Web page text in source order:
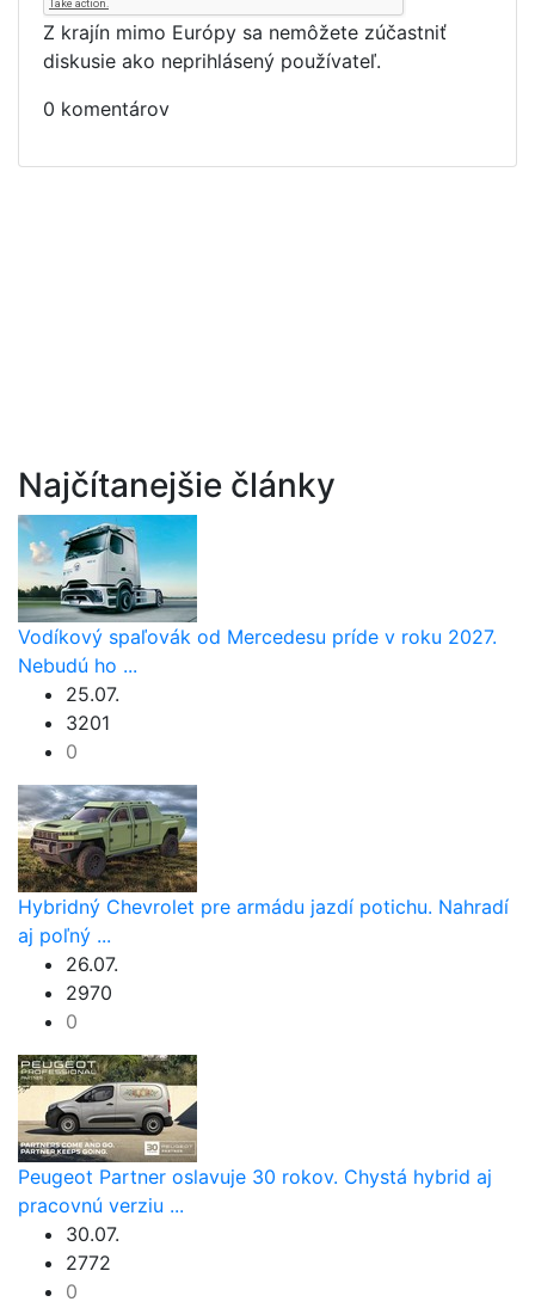
Z krajín mimo Európy sa nemôžete zúčastniť
diskusie ako neprihlásený používateľ.
0 komentárov
Najčítanejšie články
Vodíkový spaľovák od Mercedesu príde v roku 2027.
Nebudú ho ...
25.07.
3201
0
Hybridný Chevrolet pre armádu jazdí potichu. Nahradí
aj poľný ...
26.07.
2970
0
Peugeot Partner oslavuje 30 rokov. Chystá hybrid aj
pracovnú verziu ...
30.07.
2772
0